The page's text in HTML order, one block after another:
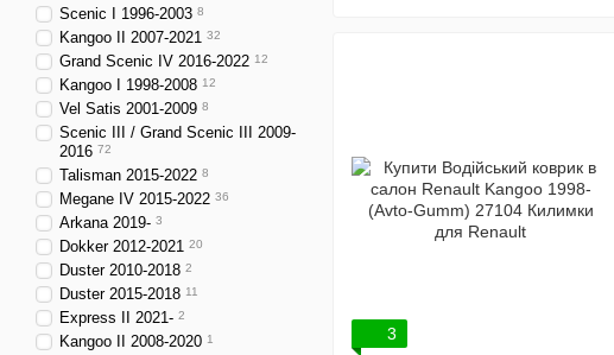
3
Scenic I 1996-2003 8
Kangoo II 2007-2021 32
Grand Scenic IV 2016-2022 12
Kangoo I 1998-2008 12
Vel Satis 2001-2009 8
Scenic III / Grand Scenic III 2009-
2016 72
Talisman 2015-2022 8
Megane IV 2015-2022 36
Arkana 2019- 3
Dokker 2012-2021 20
Duster 2010-2018 2
Duster 2015-2018 11
Express II 2021- 2
Kangoo II 2008-2020 1